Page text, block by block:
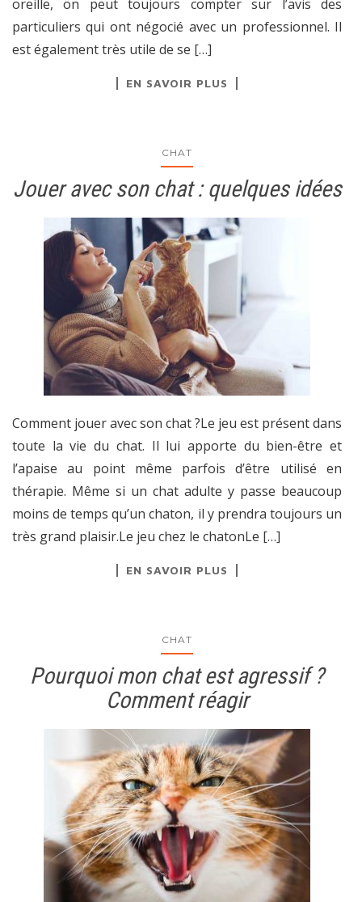
oreille, on peut toujours compter sur l’avis des
particuliers qui ont négocié avec un professionnel. Il
est également très utile de se […]
EN SAVOIR PLUS
CHAT
Jouer avec son chat : quelques idées
Comment jouer avec son chat ?Le jeu est présent dans
toute la vie du chat. Il lui apporte du bien-être et
l’apaise au point même parfois d’être utilisé en
thérapie. Même si un chat adulte y passe beaucoup
moins de temps qu’un chaton, il y prendra toujours un
très grand plaisir.Le jeu chez le chatonLe […]
EN SAVOIR PLUS
CHAT
Pourquoi mon chat est agressif ?
Comment réagir